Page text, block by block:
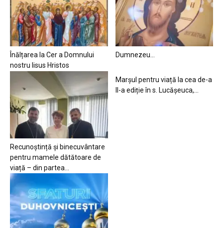
Înălțarea la Cer a Domnului
nostru Iisus Hristos
Dumnezeu…
Recunoștință și binecuvântare
pentru mamele dătătoare de
viață – din partea...
Marșul pentru viață la cea de-a
II-a ediție în s. Lucășeuca,...